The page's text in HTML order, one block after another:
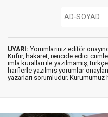
UYARI: Yorumlarınız editör
Küfür, hakaret, rencide edici
imla kuralları ile
harflerle yazılmış yorumlar
yazarları sorumludur.